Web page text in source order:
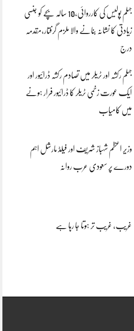
جہلم پولیس کی کارروائی،10 سالہ بچے کو جنسی
زیادتی کا نشانہ بنانے والا ملزم گرفتار،مقدمہ
درج
جہلم رکشہ اور ٹریلر میں تصادم رکشہ ڈرائیور اور
ایک عورت زخمی ٹریلر کا ڈرائیور فرار ہونے
میں کامیاب
وزیر اعظم شہباز شریف اور فیلڈ مارشل اہم
دورے پر سعودی عرب روانہ
غریب، غریب تر ہوتا جا رہا ہے